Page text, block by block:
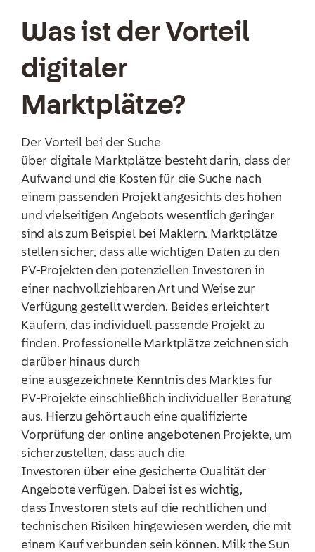
Was ist der Vorteil
digitaler
Marktplätze?
Der Vorteil bei der Suche
über digitale Marktplätze besteht darin, dass der
Aufwand und die Kosten für die Suche nach
einem passenden Projekt angesichts des hohen
und vielseitigen Angebots wesentlich geringer
sind als zum Beispiel bei Maklern. Marktplätze
stellen sicher, dass alle wichtigen Daten zu den
PV-Projekten den potenziellen Investoren in
einer nachvollziehbaren Art und Weise zur
Verfügung gestellt werden. Beides erleichtert
Käufern, das individuell passende Projekt zu
finden. Professionelle Marktplätze zeichnen sich
darüber hinaus durch
eine ausgezeichnete Kenntnis des Marktes für
PV-Projekte einschließlich individueller Beratung
aus. Hierzu gehört auch eine qualifizierte
Vorprüfung der online angebotenen Projekte, um
sicherzustellen, dass auch die
Investoren über eine gesicherte Qualität der
Angebote verfügen. Dabei ist es wichtig,
dass Investoren stets auf die rechtlichen und
technischen Risiken hingewiesen werden, die mit
einem Kauf verbunden sein können. Milk the Sun